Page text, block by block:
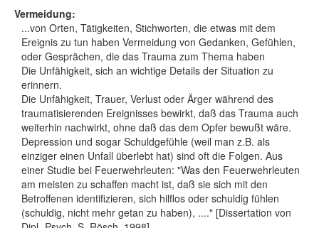
Vermeidung:
...von Orten, Tätigkeiten, Stichworten, die etwas mit dem
Ereignis zu tun haben Vermeidung von Gedanken, Gefühlen,
oder Gesprächen, die das Trauma zum Thema haben
Die Unfähigkeit, sich an wichtige Details der Situation zu
erinnern.
Die Unfähigkeit, Trauer, Verlust oder Ärger während des
traumatisierenden Ereignisses bewirkt, daß das Trauma auch
weiterhin nachwirkt, ohne daß das dem Opfer bewußt wäre.
Depression und sogar Schuldgefühle (weil man z.B. als
einziger einen Unfall überlebt hat) sind oft die Folgen. Aus
einer Studie bei Feuerwehrleuten: "Was den Feuerwehrleuten
am meisten zu schaffen macht ist, daß sie sich mit den
Betroffenen identifizieren, sich hilflos oder schuldig fühlen
(schuldig, nicht mehr getan zu haben), ...." [Dissertation von